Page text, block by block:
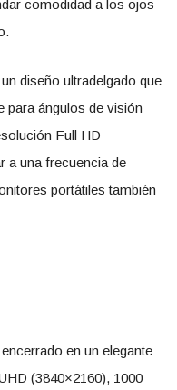
comodidad a los ojos
diseño ultradelgado que
para ángulos de visión
Full HD
a una frecuencia de
portátiles también
en un elegante
(3840×2160), 1000